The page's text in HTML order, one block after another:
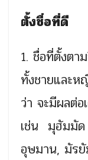
ตั้งชื่อที่ดี
1. ชื่อที่ตั้งตา
ทั้งชายและห
ว่า จะมีผลต่
เช่น มุฮัมมัด
อุษมาน, มัรยั